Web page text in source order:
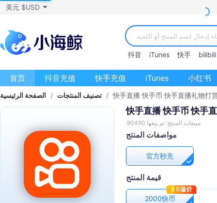
美元 $USD
抖音 iTunes 快手 bilibili
首页 抖音充值 快手充值 iTunes 小红书
الصفحة الرئيسية / تصنيف المنتجات / 快手直播 快手币 快手直播礼物打
快手直播 快手币 快手
مبيعات المنتج: تم بيعها 90490
مواصفات المنتج
官方秒充
قيمة المنتج
2000快币